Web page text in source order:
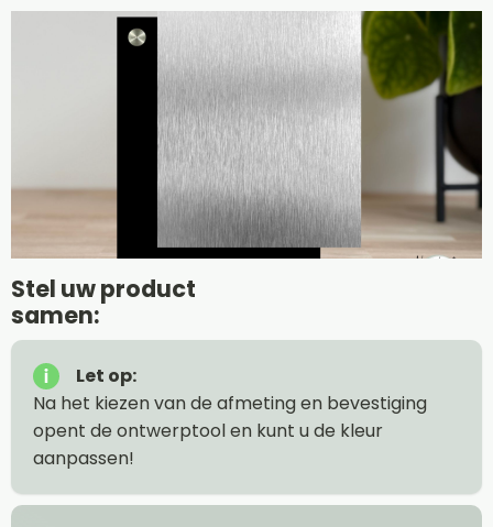
Stel uw product
samen:
Let op:
Na het kiezen van de afmeting en bevestiging
opent de ontwerptool en kunt u de kleur
aanpassen!